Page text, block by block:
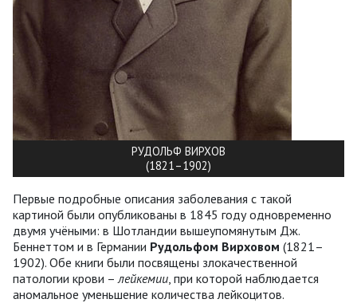
РУДОЛЬФ ВИРХОВ
(1821–1902)
Первые подробные описания заболевания с такой
картиной были опубликованы в 1845 году одновременно
двумя учёными: в Шотландии вышеупомянутым Дж.
Беннеттом и в Германии Рудольфом Вирховом (1821–
1902). Обе книги были посвящены злокачественной
патологии крови – лейкемии , при которой наблюдается
аномальное уменьшение количества лейкоцитов.